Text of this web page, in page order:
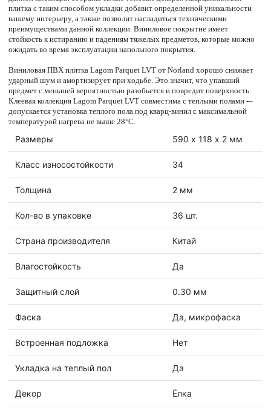
плитка с таким способом укладки добавит определенной уникальности
вашему интерьеру, а также позволит насладиться техническими
преимуществами данной коллекции. Виниловое покрытие имеет
стойкость к истиранию и падениям тяжелых предметов, которые можно
ожидать во время эксплуатации напольного покрытия.
Виниловая ПВХ плитка Lagom Parquet LVT от Norland хорошо снижает
ударный шум и амортизирует при ходьбе. Это значит, что упавший
предмет с меньшей вероятностью разобьется и повредит поверхность.
Клеевая коллекция Lagom Parquet LVT совместима с теплыми полами -–
допускается установка теплого пола под кварц-винил с максимальной
температурой нагрева не выше 28°C.
Размеры 590 х 118 х 2 мм
Класс износостойкости 34
Толщина 2 мм
Кол-во в упаковке 36 шт.
Страна производителя Китай
Влагостойкость Да
Защитный слой 0.30 мм
Фаска Да, микрофаска
Встроенная подложка Нет
Укладка на теплый пол Да
Декор Ëлка